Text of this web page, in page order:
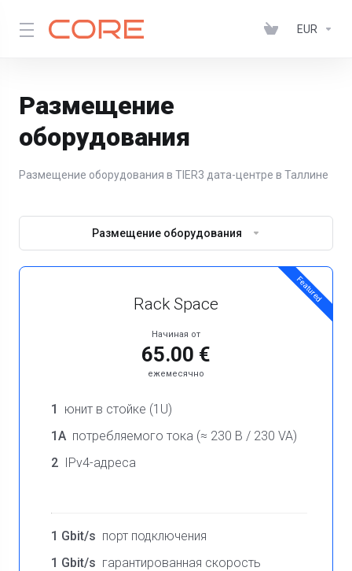
EUR
Размещение
оборудования
Размещение оборудования в TIER3 дата-центре в Таллине
Размещение оборудования
Featured
Rack Space
Начиная от
65.00 €
ежемесячно
1
юнит в стойке (1U)
1A потребляемого тока (≈ 230 В / 230 VA)
2 IPv4-адреса
1 Gbit/s порт подключения
1 Gbit/s гарантированная скорость